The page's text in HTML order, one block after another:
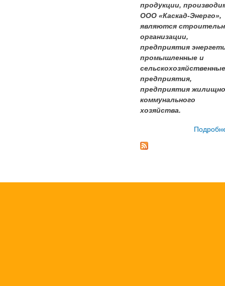
продукции,
ООО «Каскад-Энерго»,
являются
организации,
предприятия
промышленные и
сельскохозяйственные
предприятия,
предприятия
коммунального
хозяйства.